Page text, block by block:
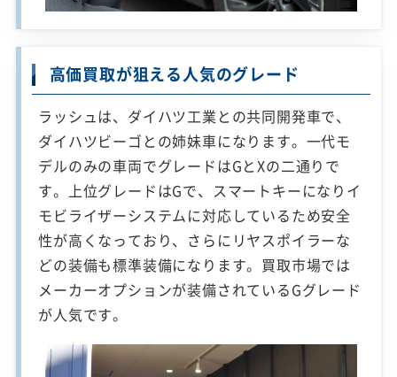
高価買取が狙える人気のグレード
ラッシュは、ダイハツ工業との共同開発車で、
ダイハツビーゴとの姉妹車になります。一代モ
デルのみの車両でグレードはGとXの二通りで
す。上位グレードはGで、スマートキーになりイ
モビライザーシステムに対応しているため安全
性が高くなっており、さらにリヤスポイラーな
どの装備も標準装備になります。買取市場では
メーカーオプションが装備されているGグレード
が人気です。